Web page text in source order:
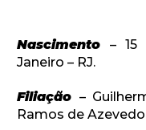
Nascimento – 15
Janeiro – RJ.
Filiação –
Ramos de
Desenvolvido por